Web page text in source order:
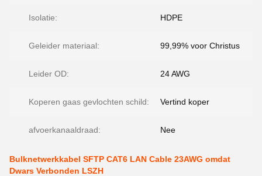
Isolatie: HDPE
Geleider materiaal: 99,99% voor Christus
Leider OD: 24 AWG
Koperen gaas gevlochten schild: Vertind koper
afvoerkanaaldraad: Nee
Bulknetwerkkabel SFTP CAT6 LAN Cable 23AWG omdat
Dwars Verbonden LSZH